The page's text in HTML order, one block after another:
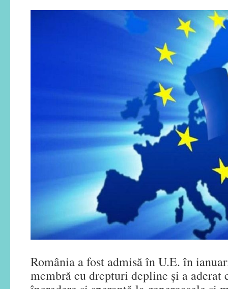
România a fost admisă în U.E. în
membră cu drepturi depline și a aderat